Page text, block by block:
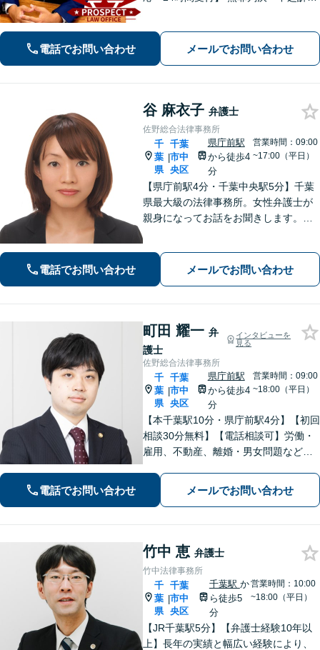
結果へ。粘り強く、鋭く、そして迅速
に。明朗な料金体系で安心サポート。
電話でお問い合わせ メールでお問い合わせ
谷 麻衣子 弁護士
佐野総合法律事務所
千
葉
県
|
千葉
市中
央区
県庁前駅
から徒歩4
分
営業時間：09:00
~17:00（平日）
【県庁前駅4分・千葉中央駅5分】千葉
県最大級の法律事務所。女性弁護士が
親身になってお話をお聞きします。不
い。【初回相談30分無料】【夜間・休
日の相談可能】
電話でお問い合わせ メールでお問い合わせ
町田 耀一 弁
護士
インタビューを
見る
佐野総合法律事務所
千
葉
県
|
千葉
市中
央区
県庁前駅
から徒歩4
分
営業時間：09:00
~18:00（平日）
【本千葉駅10分・県庁前駅4分】【初回
相談30分無料】【電話相談可】労働・
雇用、不動産、離婚・男女問題など、
ます。1件1件、真摯に向き合うことを
大切に、丁寧なリーガルサービスを提
電話でお問い合わせ メールでお問い合わせ
竹中 恵 弁護士
竹中法律事務所
千
葉
県
|
千葉
市中
央区
千葉駅 か
ら徒歩5
分
営業時間：10:00
~18:00（平日）
【JR千葉駅5分】【弁護士経験10年以
上】長年の実績と幅広い経験により、